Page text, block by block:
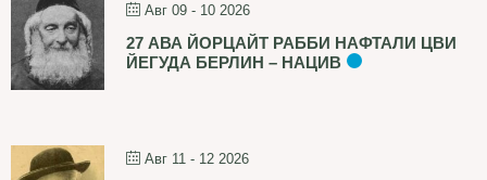
Авг 09 - 10 2026
27 АВА ЙОРЦАЙТ РАББИ НАФТАЛИ ЦВИ
ЙЕГУДА БЕРЛИН – НАЦИВ
Авг 11 - 12 2026